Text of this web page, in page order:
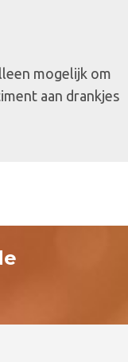
mogelijk om
aan drankjes